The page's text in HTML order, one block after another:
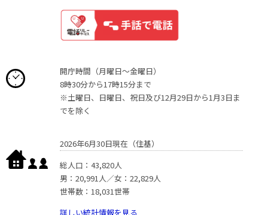
開庁時間（月曜日〜金曜日）
8時30分から17時15分まで
※土曜日、日曜日、祝日及び12月29日から1月3日ま
でを除く
2026年6月30日現在（住基）
総人口：43,820人
男：20,991人／女：22,829人
世帯数：18,031世帯
詳しい統計情報を見る